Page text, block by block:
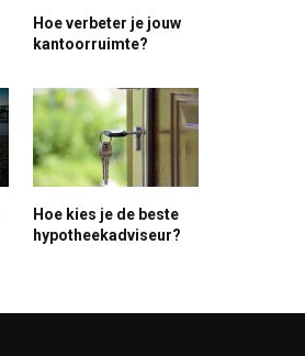
Hoe verbeter je jouw
kantoorruimte?
Hoe kies je de beste
hypotheekadviseur?